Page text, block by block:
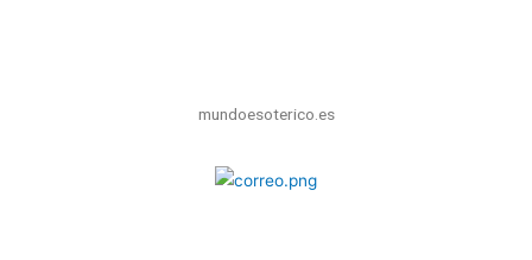
mundoesoterico.es